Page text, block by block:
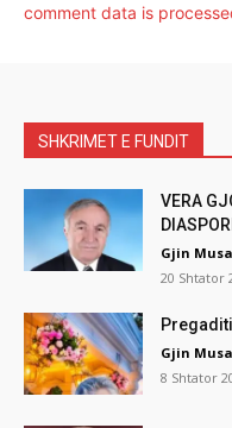
comment data is
SHKRIMET E FUNDIT
VERA
Gjin Musa
20 Shtator
Gjin Musa
8 Shtator